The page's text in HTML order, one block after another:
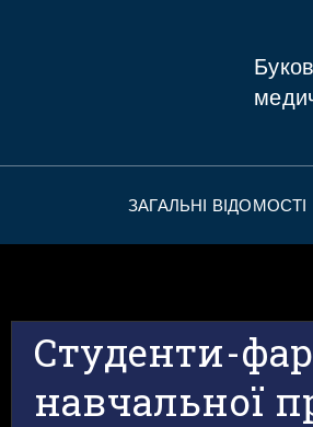
ЗАГАЛЬНІ ВІДОМОСТІ
Студенти-
навчальної